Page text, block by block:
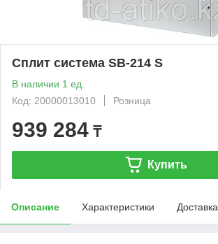
Сплит система SВ-214 S
В наличии 1 ед.
Код: 20000013010
Розница
939 284 ₸
Купить
Описание Характеристики Доставка